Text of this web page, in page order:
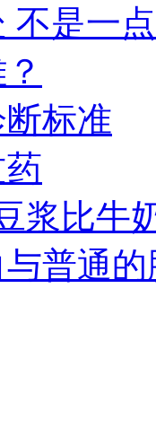
不是一
标准
浆比牛
普通